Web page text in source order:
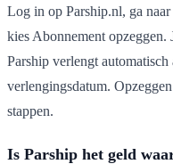
Log in op Parship.nl, ga
kies Abonnement opzeggen.
Parship verlengt
verlengingsdatum.
stappen.
Is Parship het geld